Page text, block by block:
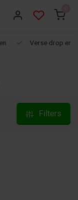
Verse drop en
Filters